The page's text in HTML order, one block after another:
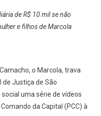
Apagar
Do
TikTok
de R$ 10 mil se não
e filhos de Marcola
o Marcola, trava
de Justiça de São
uma série de vídeos
da Capital (PCC) à